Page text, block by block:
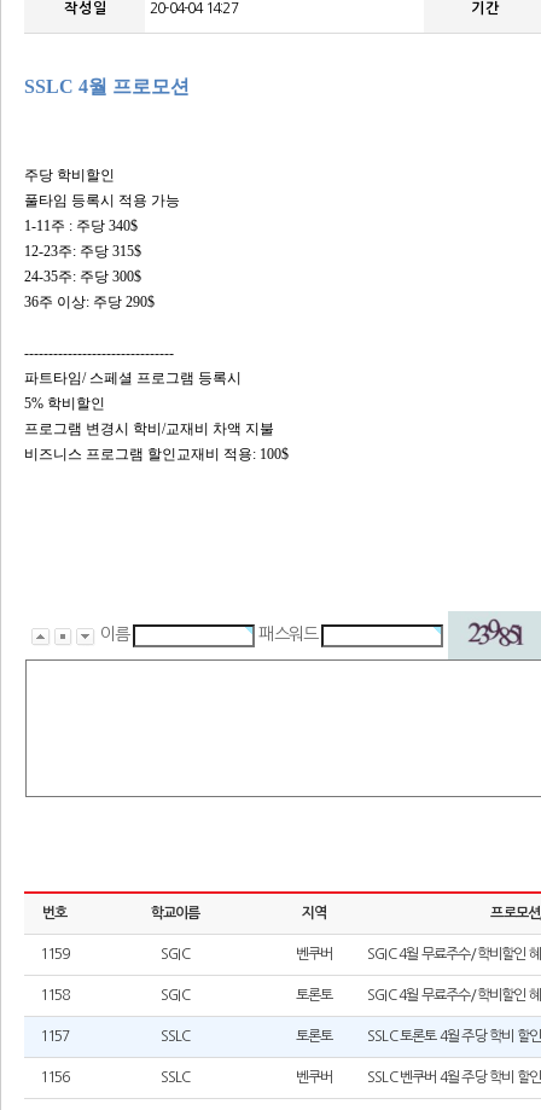
작 성 일 20-04-04 14:27 기 간
SSLC 4월 프로모션
주당 학비할인
풀타임 등록시 적용 가능
1-11주 : 주당 340$
12-23주: 주당 315$
24-35주: 주당 300$
36주 이상: 주당 290$
-------------------------------
파트타임/ 스페셜 프로그램 등록시
5% 학비할인
프로그램 변경시 학비/교재비 차액 지불
비즈니스 프로그램 할인교재비 적용: 100$
이름 패스워드
번호 학교이름 지역 프로모
1159 SGIC 벤쿠버 SGIC 4월 무료주수/학비할인
1158 SGIC 토론토 SGIC 4월 무료주수/학비할인
1157 SSLC 토론토 SSLC 토론토 4월 주당 학비 할
1156 SSLC 벤쿠버 SSLC 벤쿠버 4월 주당 학비 할